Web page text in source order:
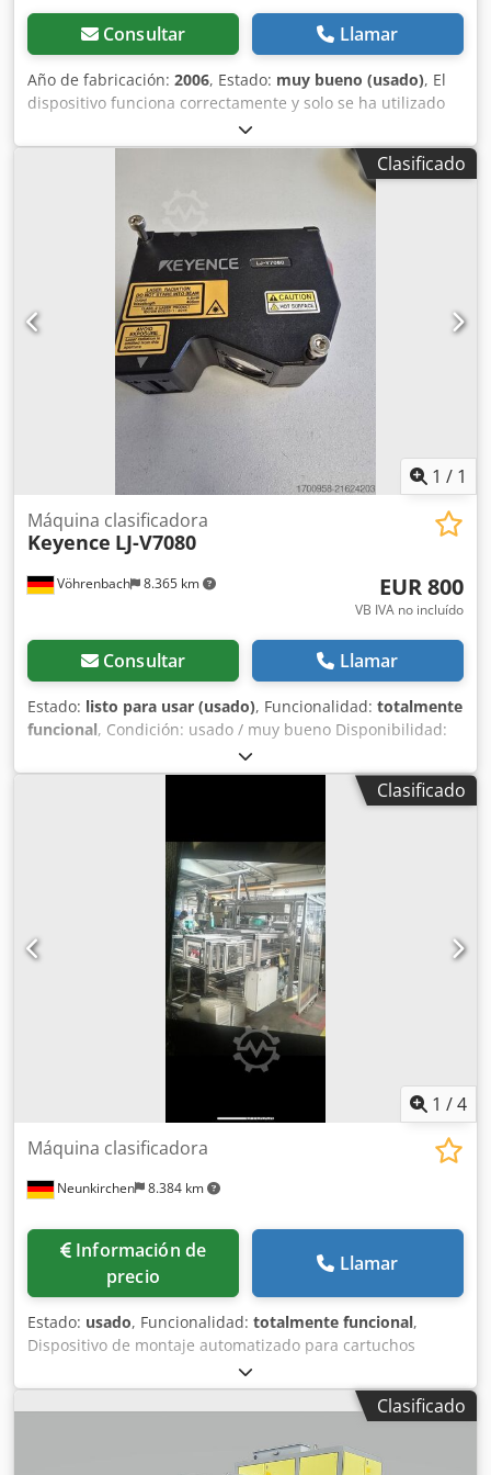
Consultar Llamar
Año de fabricación: 2006, Estado: muy bueno (usado), El
dispositivo funciona correctamente y solo se ha utilizado
con fines de prueba. Se incluye un embudo. Cjdpfjh Im
Eqex Aqweha
Clasificado
1 / 1
Vöhrenbach 8.365 km
Máquina clasificadora
Keyence LJ-V7080
EUR 800
VB IVA no incluído
Consultar Llamar
Estado: listo para usar (usado), Funcionalidad: totalmente
funcional, Condición: usado / muy bueno Disponibilidad:
inmediata Descripción: Sensor de perfil láser Keyence LJ-
V7080 (cabezal de medición) de la serie LJ-V7000.
Adecuado para mediciones precisas de perfil y altura.
cabezal de medición LJ-V7080 (sin controlador / sin
accesorios) Ubicación: Vöhrenbach - Alemania Precio: 800 €
Clasificado
1 /4
Neunkirchen 8.384 km
Máquina clasificadora
Información de
precio
Llamar
Estado: usado, Funcionalidad: totalmente funcional,
Dispositivo de montaje automatizado para cartuchos
filtrantes – apto para máquinas de moldeo por inyección
Arburg Se pone a la venta un dispositivo de montaje
completo, que anteriormente estuvo instalado en una
utilizaba para insertar filtros de manera precisa y
Clasificado